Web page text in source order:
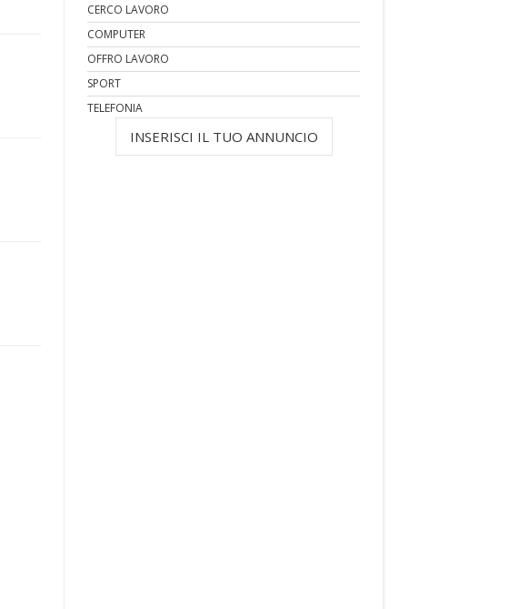
CERCO LAVORO
COMPUTER
OFFRO LAVORO
SPORT
TELEFONIA
INSERISCI IL TUO ANNUNCIO